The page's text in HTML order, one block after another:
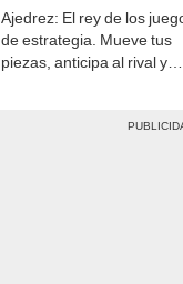
Ajedrez: El rey de los
de estrategia. Mueve tus
piezas, anticipa al rival y